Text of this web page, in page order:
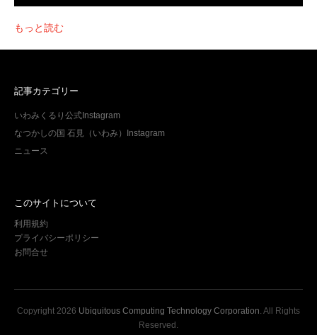
もっと読む
記事カテゴリー
いわみくるり公式Instagram
なつかしの国 石見（いわみ）Instagram
ニュース
このサイトについて
利用規約
プライバシーポリシー
お問合せ
Copyright 2026 Ubiquitous Computing Technology Corporation . All Rights
Reserved.